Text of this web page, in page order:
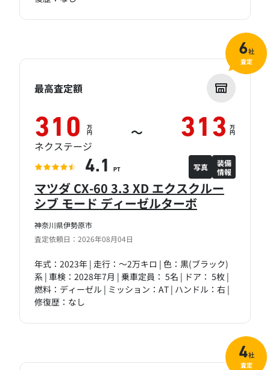
神奈川県伊勢原市
査定依頼日：2026年08月04日
マツダ CX-60 3.3 XD エクスクルー
シブ モード ディーゼルターボ
年式：2023年 | 走行：～2万キロ | 色：黒(ブラック)
系 | 車検：2028年7月 | 乗車定員： 5名 | ドア： 5枚 |
燃料：ディーゼル | ミッション：AT | ハンドル：右 |
修復歴：なし
最高査定額
310 万
円 ～ 313 万
円
ネクステージ
4.1 PT 写真
装備
情報
6社
査定
4社
査定